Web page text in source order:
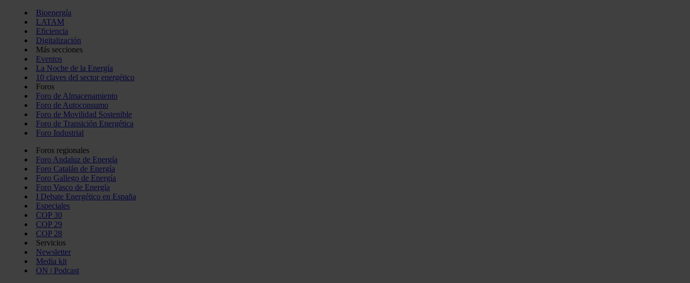
Bioenergía
LATAM
Eficiencia
Digitalización
Más secciones
Eventos
La Noche de la Energía
10 claves del sector energético
Foros
Foro de Almacenamiento
Foro de Autoconsumo
Foro de Movilidad Sostenible
Foro de Transición Energética
Foro Industrial
Foros regionales
Foro Andaluz de Energía
Foro Catalán de Energía
Foro Gallego de Energía
Foro Vasco de Energía
I Debate Energético en España
Especiales
COP 30
COP 29
COP 28
Servicios
Newsletter
Media kit
ON | Podcast